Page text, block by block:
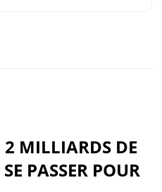
2 MILLIARDS DE
PASSER POUR